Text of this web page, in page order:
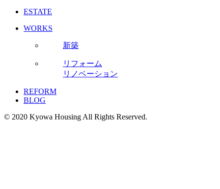
ESTATE
WORKS
新築
リフォーム
リノベーション
REFORM
BLOG
© 2020 Kyowa Housing All Rights Reserved.